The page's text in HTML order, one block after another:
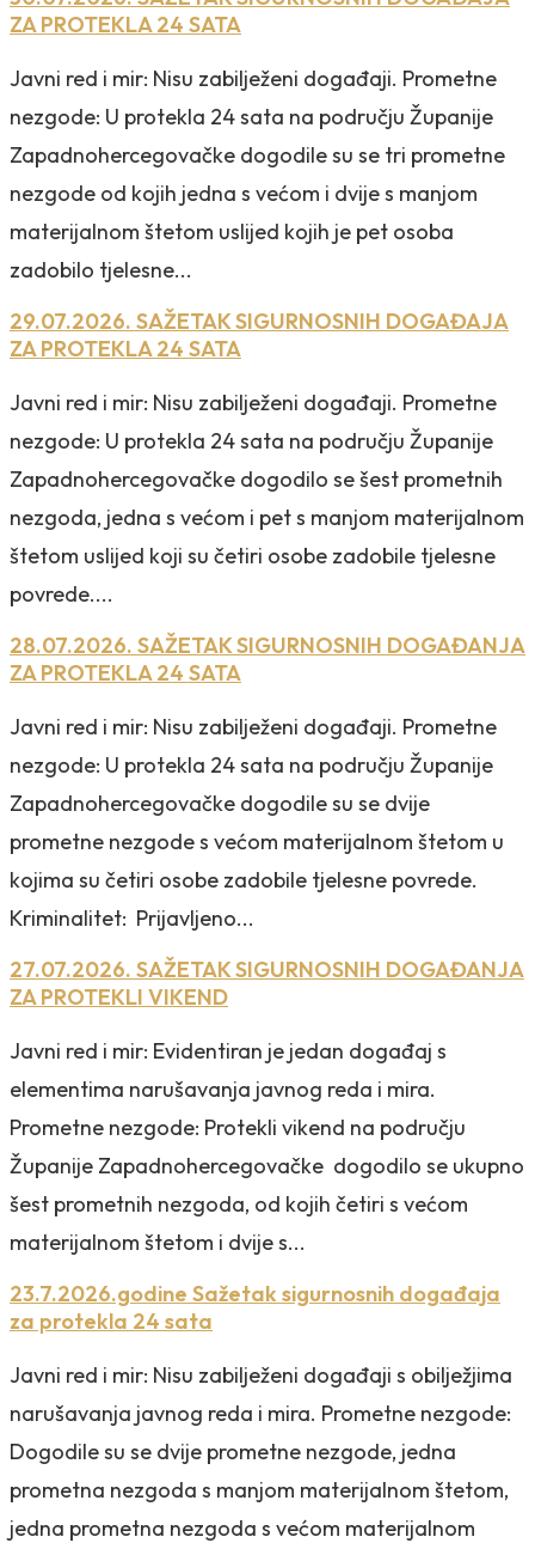
ZA PROTEKLA 24 SATA
Javni red i mir: Nisu zabilježeni događaji. Prometne
nezgode: U protekla 24 sata na području Županije
Zapadnohercegovačke dogodile su se tri prometne
nezgode od kojih jedna s većom i dvije s manjom
materijalnom štetom uslijed kojih je pet osoba
zadobilo tjelesne...
29.07.2026. SAŽETAK SIGURNOSNIH DOGAĐAJA
ZA PROTEKLA 24 SATA
Javni red i mir: Nisu zabilježeni događaji. Prometne
nezgode: U protekla 24 sata na području Županije
Zapadnohercegovačke dogodilo se šest prometnih
nezgoda, jedna s većom i pet s manjom materijalnom
štetom uslijed koji su četiri osobe zadobile tjelesne
povrede....
28.07.2026. SAŽETAK SIGURNOSNIH DOGAĐANJA
ZA PROTEKLA 24 SATA
Javni red i mir: Nisu zabilježeni događaji. Prometne
nezgode: U protekla 24 sata na području Županije
Zapadnohercegovačke dogodile su se dvije
prometne nezgode s većom materijalnom štetom u
kojima su četiri osobe zadobile tjelesne povrede.
Kriminalitet: Prijavljeno...
27.07.2026. SAŽETAK SIGURNOSNIH DOGAĐANJA
ZA PROTEKLI VIKEND
Javni red i mir: Evidentiran je jedan događaj s
elementima narušavanja javnog reda i mira.
Prometne nezgode: Protekli vikend na području
Županije Zapadnohercegovačke dogodilo se ukupno
šest prometnih nezgoda, od kojih četiri s većom
materijalnom štetom i dvije s...
23.7.2026.godine Sažetak sigurnosnih događaja
za protekla 24 sata
Javni red i mir: Nisu zabilježeni događaji s obilježjima
narušavanja javnog reda i mira. Prometne nezgode:
Dogodile su se dvije prometne nezgode, jedna
prometna nezgoda s manjom materijalnom štetom,
jedna prometna nezgoda s većom materijalnom